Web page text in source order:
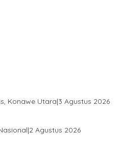
Konawe Utara|3 Agustus 2026
|2 Agustus 2026